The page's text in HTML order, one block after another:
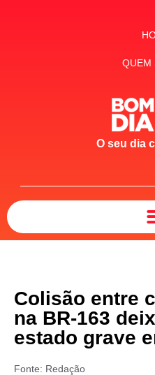
QUEM
O seu dia
Colisão entre
na BR-163
estado grave
Fonte: Redação